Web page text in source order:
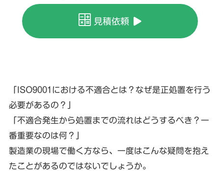
見積依頼
「ISO9001における不適合とは？なぜ是正処置を行う
必要があるの？」
「不適合発生から処置までの流れはどうするべき？一
番重要なのは何？」
製造業の現場で働く方なら、一度はこんな疑問を抱え
たことがあるのではないでしょうか。